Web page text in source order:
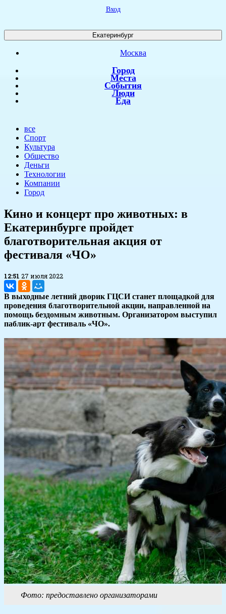
Вход
Екатеринбург
Москва
Город
Места
События
Люди
Еда
все
Спорт
Культура
Общество
Деньги
Технологии
Компании
Город
Кино и концерт про животных: в
Екатеринбурге пройдет
благотворительная акция от
фестиваля «ЧО»
12:51 27 июля 2022
В выходные летний дворик ГЦСИ станет площадкой для
проведения благотворительной акции, направленной на
помощь бездомным животным. Организатором выступил
паблик-арт фестиваль «ЧО».
Фото: предоставлено организаторами